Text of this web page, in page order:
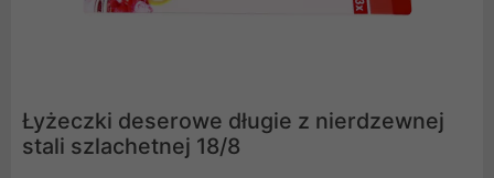
Łyżeczki deserowe długie z nierdzewnej
stali szlachetnej 18/8